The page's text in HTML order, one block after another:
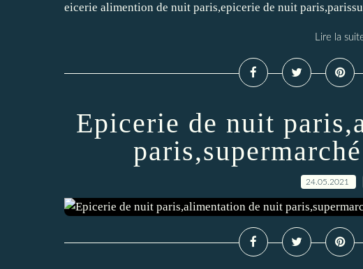
eicerie alimention de nuit paris,epicerie de nuit
Lire la
Epicerie de nuit
24.05.2021